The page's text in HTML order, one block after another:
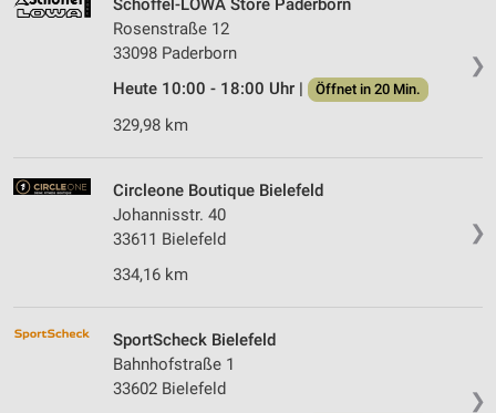
❯
Schöffel-LOWA Store Paderborn
Rosenstraße 12
33098 Paderborn
Heute 10:00 - 18:00 Uhr |
Öffnet in 20 Min.
329,98 km
❯
Circleone Boutique Bielefeld
Johannisstr. 40
33611 Bielefeld
334,16 km
❯
SportScheck Bielefeld
Bahnhofstraße 1
33602 Bielefeld